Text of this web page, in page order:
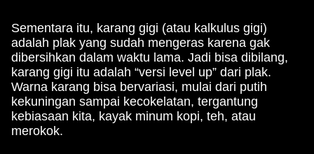
Sementara itu, karang gigi (atau kalkulus gigi)
adalah plak yang sudah mengeras karena gak
dibersihkan dalam waktu lama. Jadi bisa dibilang,
karang gigi itu adalah “versi level up” dari plak.
Warna karang bisa bervariasi, mulai dari putih
kekuningan sampai kecokelatan, tergantung
kebiasaan kita, kayak minum kopi, teh, atau
merokok.